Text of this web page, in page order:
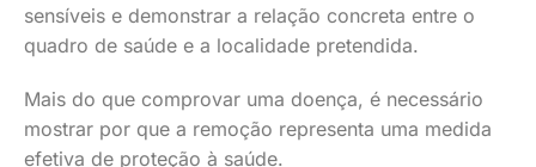
sensíveis e demonstrar a relação concreta entre o
quadro de saúde e a localidade pretendida.
Mais do que comprovar uma doença, é necessário
mostrar por que a remoção representa uma medida
efetiva de proteção à saúde.